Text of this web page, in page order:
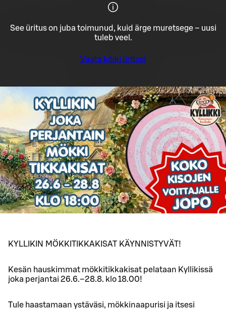
See üritus on juba toimunud, kuid ärge muretsege – uusi
tuleb veel.
Vaata kõiki üritusi
KYLLIKIN MÖKKITIKKAKISAT KÄYNNISTYVÄT!
Kesän hauskimmat mökkitikkakisat pelataan Kyllikissä
joka perjantai 26.6.–28.8. klo 18.00!
Tule haastamaan ystäväsi, mökkinaapurisi ja itsesi